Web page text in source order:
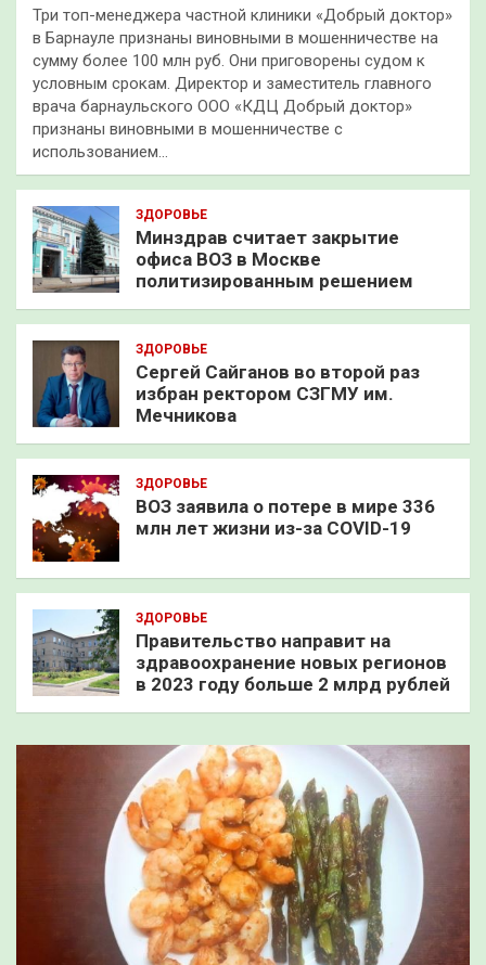
Три топ-менеджера частной клиники «Добрый доктор»
в Барнауле признаны виновными в мошенничестве на
сумму более 100 млн руб. Они приговорены судом к
условным срокам. Директор и заместитель главного
врача барнаульского ООО «КДЦ Добрый доктор»
признаны виновными в мошенничестве с
использованием…
ЗДОРОВЬЕ
Минздрав считает закрытие
офиса ВОЗ в Москве
политизированным решением
ЗДОРОВЬЕ
Сергей Сайганов во второй раз
избран ректором СЗГМУ им.
Мечникова
ЗДОРОВЬЕ
ВОЗ заявила о потере в мире 336
млн лет жизни из-за COVID-19
ЗДОРОВЬЕ
Правительство направит на
здравоохранение новых регионов
в 2023 году больше 2 млрд рублей